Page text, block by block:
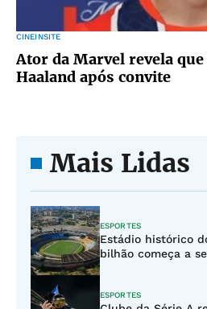
CINEINSITE
Ator da Marvel revela
Haaland após convite
Mais Lidas
ESPORTES
Estádio histórico
bilhão começa a
ESPORTES